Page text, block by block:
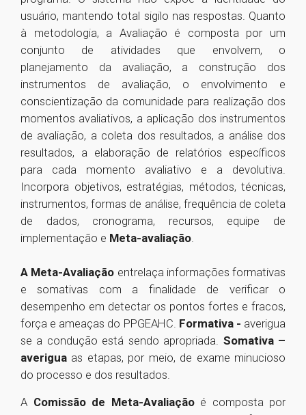
usuário, mantendo total sigilo nas respostas. Quanto
à metodologia, a Avaliação é composta por um
conjunto de atividades que envolvem, o
planejamento da avaliação, a construção dos
instrumentos de avaliação, o envolvimento e
conscientização da comunidade para realização dos
momentos avaliativos, a aplicação dos instrumentos
de avaliação, a coleta dos resultados, a análise dos
resultados, a elaboração de relatórios específicos
para cada momento avaliativo e a devolutiva.
Incorpora objetivos, estratégias, métodos, técnicas,
instrumentos, formas de análise, frequência de coleta
de dados, cronograma, recursos, equipe de
implementação e Meta-avaliação.
A Meta-Avaliação entrelaça informações formativas
e somativas com a finalidade de verificar
o
desempenho em detectar os pontos fortes e fracos,
força e ameaças do PPGEAHC. Formativa - averigua
se a condução está sendo apropriada. Somativa –
averigua as etapas, por meio, de exame minucioso
do processo e dos resultados.
A Comissão de Meta-Avaliaçãoé composta por